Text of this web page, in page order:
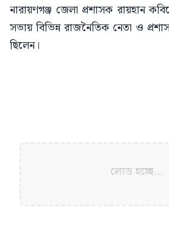
নারায়ণগঞ্জ জেলা প্রশাসক রায়হান
সভায় বিভিন্ন রাজনৈতিক নেতা ও
ছিলেন।
লোড হচ্ছে...